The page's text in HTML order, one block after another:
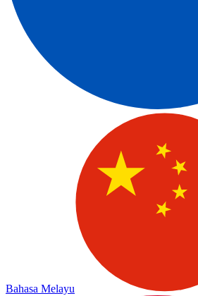
Bahasa Melayu